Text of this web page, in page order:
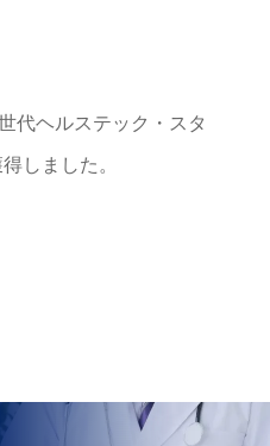
代ヘルステック・スタ
しました。